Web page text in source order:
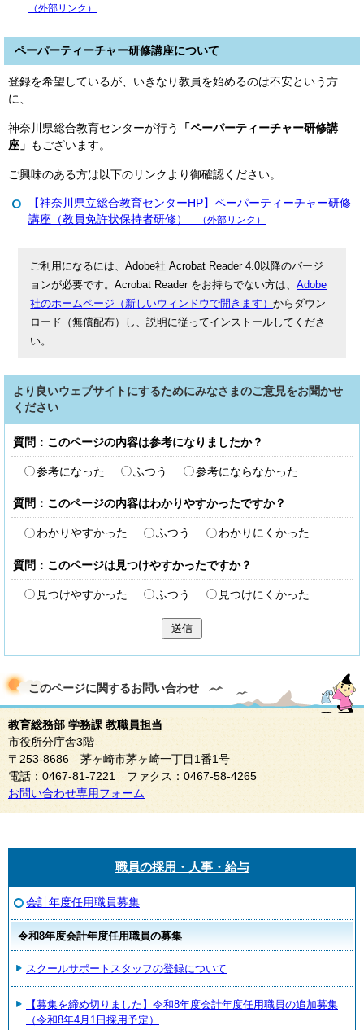
（外部リンク）
ペーパーティーチャー研修講座について
登録を希望しているが、いきなり教員を始めるのは不安という方
に、
神奈川県総合教育センターが行う
「ペーパーティーチャー研修講
座」 もございます。
ご興味のある方は以下のリンクより御確認ください。
【神奈川県立総合教育センターHP】ペーパーティーチャー研修
講座（教員免許状保持者研修）
（外部リンク）
ご利用になるには、Adobe社 Acrobat Reader 4.0以降のバージ
ョンが必要です。Acrobat Reader をお持ちでない方は、Adobe
社のホームページ（新しいウィンドウで開きます）からダウン
ロード（無償配布）し、説明に従ってインストールしてくださ
い。
より良いウェブサイトにするためにみなさまのご意見をお聞かせ
ください
質問：このページの内容は参考になりましたか？
参考になった ふつう 参考にならなかった
質問：このページの内容はわかりやすかったですか？
わかりやすかった ふつう わかりにくかった
質問：このページは見つけやすかったですか？
見つけやすかった ふつう 見つけにくかった
送信
このページに関するお問い合わせ
教育総務部 学務課 教職員担当
市役所分庁舎3階
〒253-8686 茅ヶ崎市茅ヶ崎一丁目1番1号
電話：0467-81-7221 ファクス：0467-58-4265
お問い合わせ専用フォーム
職員の採用・人事・給与
会計年度任用職員募集
令和8年度会計年度任用職員の募集
スクールサポートスタッフの登録について
【募集を締め切りました】令和8年度会計年度任用職員の追加募集
（令和8年4月1日採用予定）